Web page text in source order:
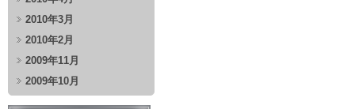
2010年3月
2010年2月
2009年11月
2009年10月